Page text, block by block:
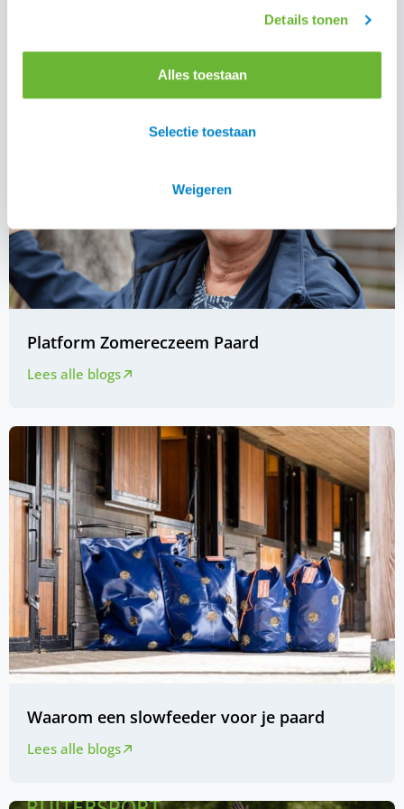
Details tonen
Alles toestaan
Selectie toestaan
Weigeren
Platform Zomereczeem Paard
Lees alle blogs
Waarom een slowfeeder voor je paard
Lees alle blogs